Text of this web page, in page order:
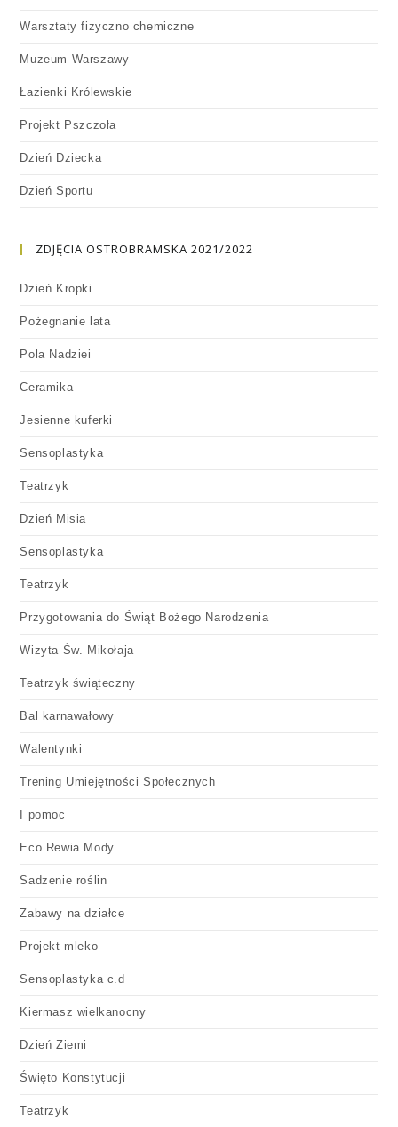
Warsztaty fizyczno chemiczne
Muzeum Warszawy
Łazienki Królewskie
Projekt Pszczoła
Dzień Dziecka
Dzień Sportu
ZDJĘCIA OSTROBRAMSKA 2021/2022
Dzień Kropki
Pożegnanie lata
Pola Nadziei
Ceramika
Jesienne kuferki
Sensoplastyka
Teatrzyk
Dzień Misia
Sensoplastyka
Teatrzyk
Przygotowania do Świąt Bożego Narodzenia
Wizyta Św. Mikołaja
Teatrzyk świąteczny
Bal karnawałowy
Walentynki
Trening Umiejętności Społecznych
I pomoc
Eco Rewia Mody
Sadzenie roślin
Zabawy na działce
Projekt mleko
Sensoplastyka c.d
Kiermasz wielkanocny
Dzień Ziemi
Święto Konstytucji
Teatrzyk